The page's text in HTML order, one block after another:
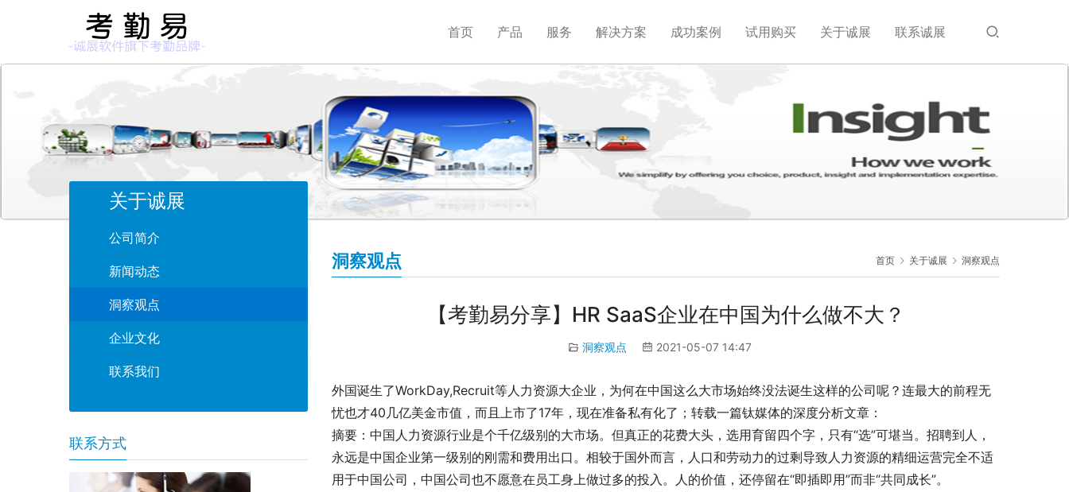
首页 产品 服务 解决方案 成功案例 试用购买 关于诚展 联系诚展
首页 关于诚展 洞察观点
洞察观点
【考勤易分享】HR SaaS企业在中国为什么做不大？
洞察观点 2021-05-07 14:47
外国诞生了WorkDay,Recruit等人力资源大企业，为何在中国这么大市场始终没法诞生这样的公司呢？连最大的前程无
忧也才40几亿美金市值，而且上市了17年，现在准备私有化了；转载一篇钛媒体的深度分析文章：
摘要：中国人力资源行业是个千亿级别的大市场。但真正的花费大头，选用育留四个字，只有“选”可堪当。招聘到人，
永远是中国企业第一级别的刚需和费用出口。相较于国外而言，人口和劳动力的过剩导致人力资源的精细运营完全不适
用于中国公司，中国公司也不愿意在员工身上做过多的投入。人的价值，还停留在“即插即用”而非“共同成长”。
关于诚展
公司简介
新闻动态
洞察观点
企业文化
联系我们
联系方式